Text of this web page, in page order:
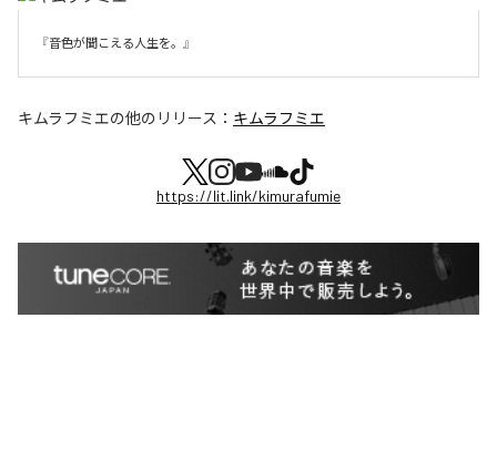
『音色が聞こえる人生を。』
キムラフミエの他のリリース： キムラフミエ
https://lit.link/kimurafumie